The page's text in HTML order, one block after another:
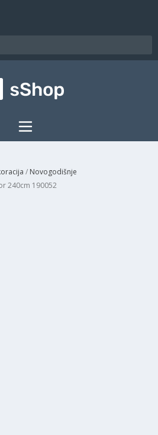
/ Novogodišnje
240cm 190052